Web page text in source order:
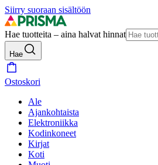
Siirry suoraan sisältöön
Hae tuotteita – aina halvat hinnat
Hae
Ostoskori
Ale
Ajankohtaista
Elektroniikka
Kodinkoneet
Kirjat
Koti